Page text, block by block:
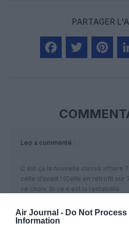
Air Journal - Do Not Process
Information
PARTAGER
Leo a commenté :
C est ça la nouvelle classe affaire
celle d’avant ! (Celle en retrofit sur
ce choix. Si ce n est la rentabilité.